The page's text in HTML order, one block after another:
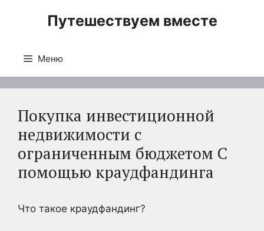
Путешествуем вместе
Меню
Покупка инвестиционной
недвижимости с
ограниченным бюджетом С
помощью краудфандинга
Что такое краудфандинг?